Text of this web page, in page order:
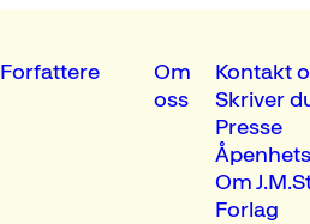
Forfattere
Om
oss
Kontakt
Skriver
Presse
Om
Forlag